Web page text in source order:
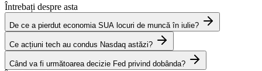
Întrebați despre asta
De ce a pierdut economia SUA locuri de muncă în iulie?
Ce acțiuni tech au condus Nasdaq astăzi?
Când va fi următoarea decizie Fed privind dobânda?